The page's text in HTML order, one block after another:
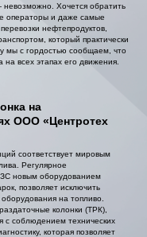
невозможно. Хочется обратить
операторы и даже самые
нефтепродуктов,
который практически
мы с гордостью сообщаем, что
всех этапах его движения.
на
ООО «Центротех
соответствует мировым
Регулярное
новым оборудованием
позволяет исключить
на топливо.
колонки (ТРК),
с соблюдением технических
которая позволяет